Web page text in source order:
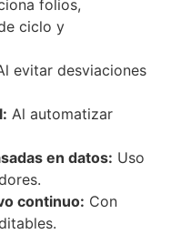
folios,
ciclo y
evitar desviaciones
Al automatizar
en datos: Uso
continuo: Con